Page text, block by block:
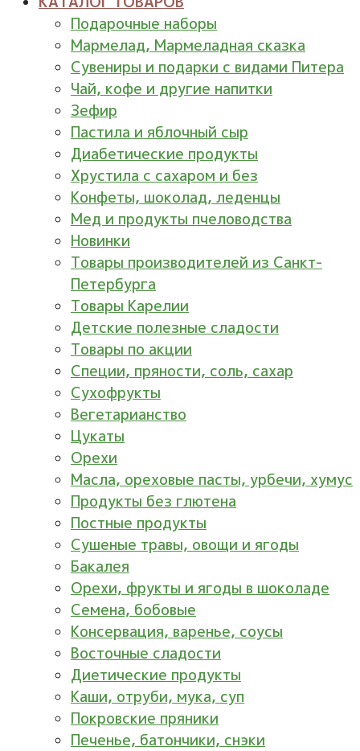
Подарочные наборы
Мармелад, Мармеладная сказка
Сувениры и подарки с видами Питера
Чай, кофе и другие напитки
Зефир
Пастила и яблочный сыр
Диабетические продукты
Хрустила с сахаром и без
Конфеты, шоколад, леденцы
Мед и продукты пчеловодства
Новинки
Товары производителей из Санкт-
Петербурга
Товары Карелии
Детские полезные сладости
Товары по акции
Специи, пряности, соль, сахар
Сухофрукты
Вегетарианство
Цукаты
Орехи
Масла, ореховые пасты, урбечи, хумус
Продукты без глютена
Постные продукты
Сушеные травы, овощи и ягоды
Бакалея
Орехи, фрукты и ягоды в шоколаде
Семена, бобовые
Консервация, варенье, соусы
Восточные сладости
Диетические продукты
Каши, отруби, мука, суп
Покровские пряники
Печенье, батончики, снэки